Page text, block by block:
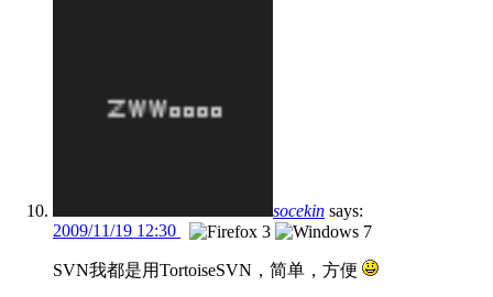
socekin says:
2009/11/19 12:30
SVN我都是用TortoiseSVN，简单，方便